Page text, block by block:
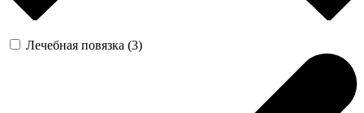
Лечебная повязка (3)